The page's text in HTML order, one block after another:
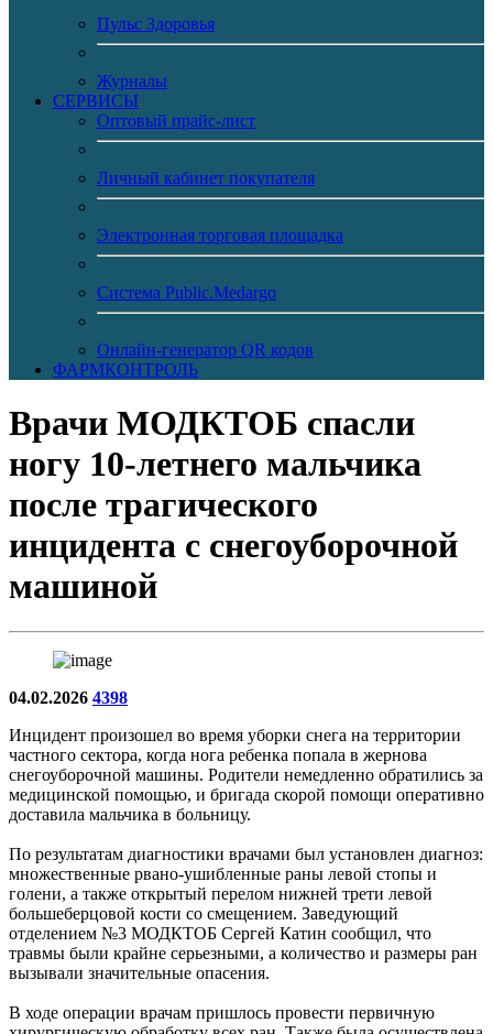
Пульс Здоровья
Журналы
CЕРВИСЫ
Оптовый прайс-лист
Личный кабинет покупателя
Электронная торговая площадка
Система Public.Medargo
Онлайн-генератор QR кодов
ФАРМКОНТРОЛЬ
Врачи МОДКТОБ спасли
ногу 10-летнего мальчика
после трагического
инцидента с снегоуборочной
машиной
04.02.2026 4398
Инцидент произошел во время уборки снега на территории
частного сектора, когда нога ребенка попала в жернова
снегоуборочной машины. Родители немедленно обратились за
медицинской помощью, и бригада скорой помощи оперативно
доставила мальчика в больницу.
По результатам диагностики врачами был установлен диагноз:
множественные рвано-ушибленные раны левой стопы и
голени, а также открытый перелом нижней трети левой
большеберцовой кости со смещением. Заведующий
отделением №3 МОДКТОБ Сергей Катин сообщил, что
травмы были крайне серьезными, а количество и размеры ран
вызывали значительные опасения.
В ходе операции врачам пришлось провести первичную